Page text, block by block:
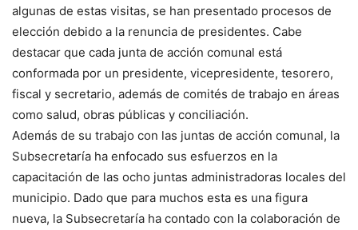
algunas de estas visitas, se han presentado procesos de
elección debido a la renuncia de presidentes. Cabe
destacar que cada junta de acción comunal está
conformada por un presidente, vicepresidente, tesorero,
fiscal y secretario, además de comités de trabajo en áreas
como salud, obras públicas y conciliación.
Además de su trabajo con las juntas de acción comunal, la
Subsecretaría ha enfocado sus esfuerzos en la
capacitación de las ocho juntas administradoras locales del
municipio. Dado que para muchos esta es una figura
nueva, la Subsecretaría ha contado con la colaboración de